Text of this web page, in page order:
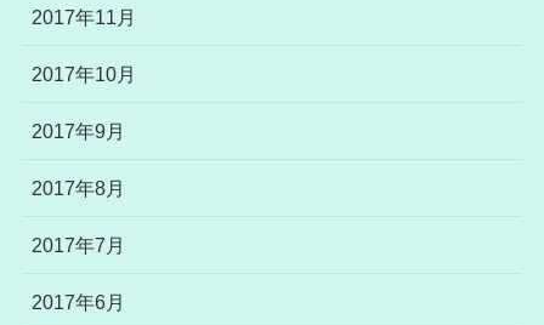
2017年11月
2017年10月
2017年9月
2017年8月
2017年7月
2017年6月